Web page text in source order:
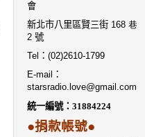
會
新北市八里區賢三街 168 巷
2 號
Tel ： (02)2610-1799
E-mail ：
starsradio.love@gmail.com
統一編號： 31884224
●捐款帳號●